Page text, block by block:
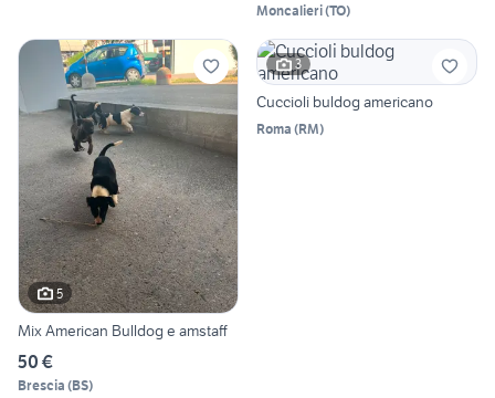
Moncalieri(TO)
5
Mix American Bulldog e amstaff
50 €
Brescia (BS)
3
Cuccioli buldog americano
Roma (RM)